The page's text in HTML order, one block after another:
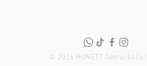
© 2026 HONETT